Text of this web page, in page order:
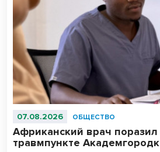
07.08.2026 ОБЩЕСТВО
Африканский врач
травмпункте